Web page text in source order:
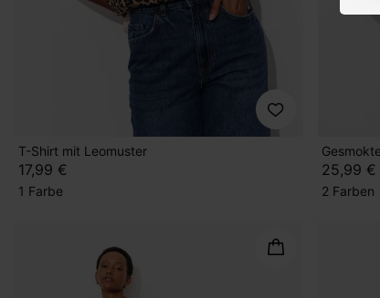
T-Shirt mit Leomuster
17,99 €
1 Farbe
25,99 €
2 Farben